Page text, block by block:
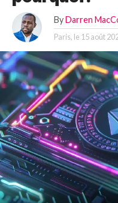
By Darren
Paris, le 15 août